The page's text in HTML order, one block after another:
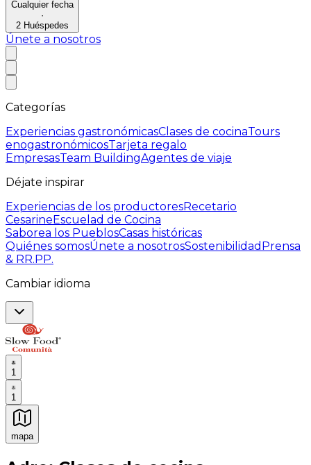
Cualquier fecha
·
2 Huéspedes
Únete a nosotros
Categorías
Experiencias gastronómicasClases de cocinaTours
enogastronómicosTarjeta regalo
EmpresasTeam BuildingAgentes de viaje
Déjate inspirar
Experiencias de los productoresRecetario
CesarineEscuelad de Cocina
Saborea los PueblosCasas históricas
Quiénes somosÚnete a nosotrosSostenibilidad Prensa
& RR.PP.
Cambiar idioma
1
1
mapa